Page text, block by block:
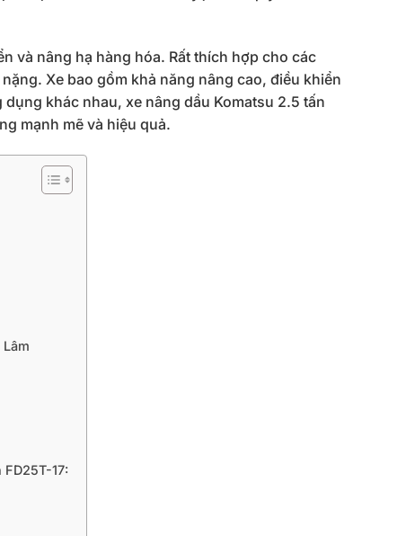
và nâng hạ hàng hóa. Rất thích hợp cho các
Xe bao gồm khả năng nâng cao, điều khiển
khác nhau, xe nâng dầu Komatsu 2.5 tấn
mạnh mẽ và hiệu quả.
17: